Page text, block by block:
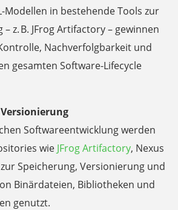
Modellen in bestehende Tools zur
z. B. JFrog Artifactory – gewinnen
Nachverfolgbarkeit und
gesamten Software-Lifecycle
Softwareentwicklung werden
wie JFrog Artifactory, Nexus
zur Speicherung, Versionierung und
Binärdateien, Bibliotheken und
genutzt.